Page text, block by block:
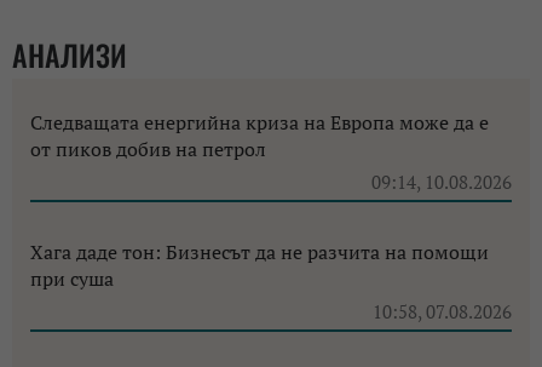
АНАЛИЗИ
Следващата енергийна криза на Европа може да е
от пиков добив на петрол
09:14, 10.08.2026
Хага даде тон: Бизнесът да не разчита на помощи
при суша
10:58, 07.08.2026